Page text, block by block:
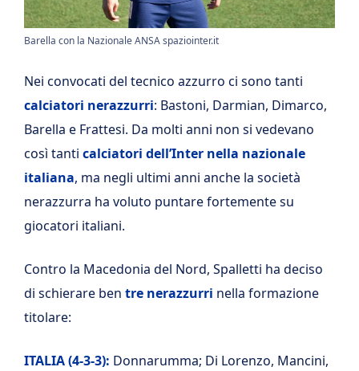
Barella con la Nazionale ANSA spaziointer.it
Nei convocati del tecnico azzurro ci sono tanti
calciatori nerazzurri: Bastoni, Darmian, Dimarco,
Barella e Frattesi. Da molti anni non si vedevano
così tanti calciatori dell’Inter nella nazionale
italiana, ma negli ultimi anni anche la società
nerazzurra ha voluto puntare fortemente su
giocatori italiani.
Contro la Macedonia del Nord, Spalletti ha deciso
di schierare ben tre nerazzurri nella formazione
titolare:
ITALIA (4-3-3): Donnarumma; Di Lorenzo, Mancini,